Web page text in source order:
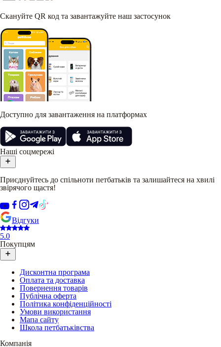
Скануйте QR код та завантажуйте наш застосунок
Доступно для завантаження на платформах
Наші соцмережі
Приєднуйтесь до спільноти петбатьків та залишайтеся на хвилі
звірячого щастя!
Відгуки
5.0
Покупцям
Дисконтна програма
Оплата та доставка
Повернення товарів
Публічна оферта
Політика конфіденційності
Умови використання
Мапа сайту
Школа петбатьківства
Компанія